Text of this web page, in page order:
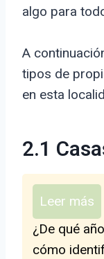
algo para
A
tipos de
en esta
2.1
Leer más
¿De qué
cómo